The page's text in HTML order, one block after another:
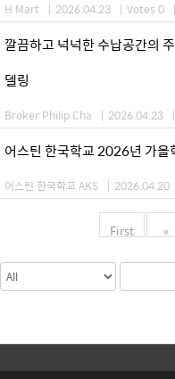
H Mart | 2026.04.23 | Votes 0 |
깔끔하고 넉넉한 수납공간의
델링
Broker Philip Cha | 2026.04.23 |
어스틴 한국학교 2026년 가을
어스틴 한국학교 AKS | 2026.04.20
First «